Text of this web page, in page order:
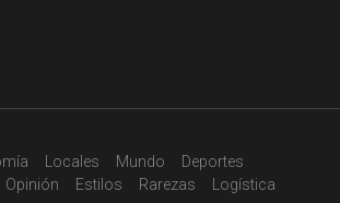
Locales Mundo
Deportes
Opinión Estilos Rarezas Logística